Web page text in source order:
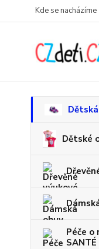
Kde se nacházíme
Dětské
Péče o
SANTÉ